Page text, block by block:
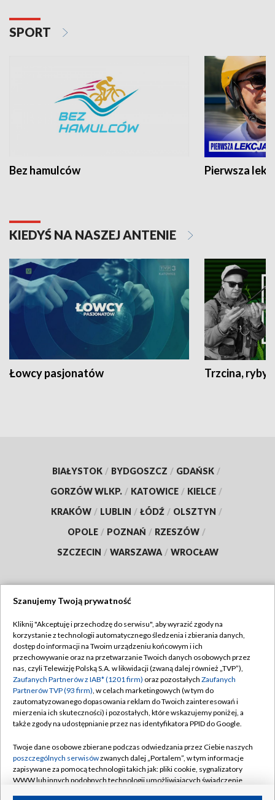
SPORT
Bez hamulców Pierwsza
KIEDYŚ NA NASZEJ ANTENIE
Łowcy pasjonatów Trzcina, ryby
BIAŁYSTOK / BYDGOSZCZ / GDAŃSK /
GORZÓW WLKP. / KATOWICE / KIELCE /
KRAKÓW / LUBLIN / ŁÓDŹ / OLSZTYN /
OPOLE / POZNAŃ / RZESZÓW /
SZCZECIN / WARSZAWA / WROCŁAW
TVP
Abonament TVP
Emisja w TVP
Centrum informacji TVP
Naziemna Telewizja Cyfrowa
Rada Programowa
System NOS
Informacje o nadawcy
Regulamin TVP
Polityka prywatności
Moje zgody
Pomoc
Kontakt
Szanujemy Twoją prywatność
Kliknij "Akceptuję i przechodzę do serwisu", aby wyrazić zgody na
korzystanie z technologii automatycznego śledzenia i zbierania danych,
dostęp do informacji na Twoim urządzeniu końcowym i ich
przechowywanie oraz na przetwarzanie Twoich danych osobowych przez
nas, czyli Telewizję Polską S.A. w likwidacji (zwaną dalej również „TVP”),
Zaufanych Partnerów z IAB* (1201 firm) oraz pozostałych Zaufanych
Partnerów TVP (93 firm), w celach marketingowych (w tym do
zautomatyzowanego dopasowania reklam do Twoich zainteresowań i
mierzenia ich skuteczności) i pozostałych, które wskazujemy poniżej, a
także zgody na udostępnianie przez nas identyfikatora PPID do Google.
Twoje dane osobowe zbierane podczas odwiedzania przez Ciebie naszych
poszczególnych serwisówzwanych dalej „Portalem”, w tym informacje
zapisywane za pomocą technologii takich jak: pliki cookie, sygnalizatory
WWW lub innych podobnych technologii umożliwiających świadczenie